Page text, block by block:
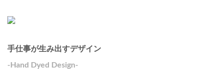
手仕事が生み出すデザイン
-Hand Dyed Design-